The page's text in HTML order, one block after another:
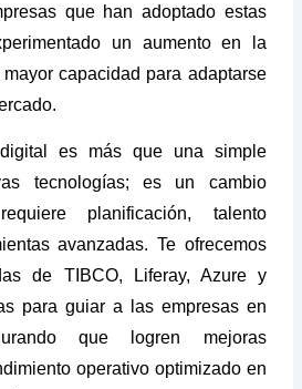
que han adoptado estas
un aumento en la
capacidad para adaptarse
digital es más que una simple
tecnologías; es un cambio
planificación, talento
avanzadas. Te ofrecemos
de TIBCO, Liferay, Azure y
para guiar a las empresas en
que logren mejoras
operativo optimizado en